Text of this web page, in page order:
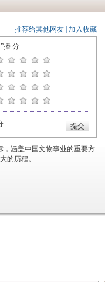
，涵盖中国文物事业的重要方
的历程。
推荐给其他网友 加入收藏
捧 分
提交